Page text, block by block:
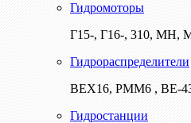
Гидромоторы
Г15-, Г16-, 310, МН,
Гидрораспределители
ВЕХ16, РММ6 , ВЕ-
Гидростанции